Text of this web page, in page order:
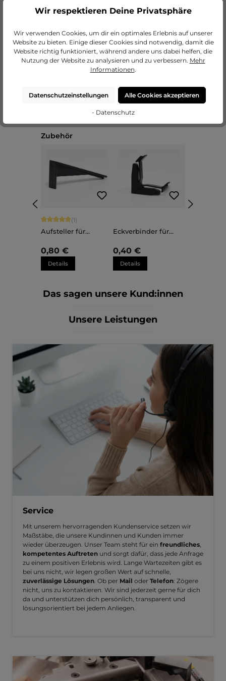
Produktgalerie überspringen
Zubehör
Durchschnittliche Bewertung von 5 von 5 Sternen
(1)
Aufsteller für
Sara
0,80 €
Details
Eckverbinder für
Sara
0,40 €
Details
Das sagen unsere Kund:innen
Unsere Leistungen
Service
Mit unserem hervorragenden Kundenservice setzen wir
Maßstäbe, die unsere Kundinnen und Kunden immer
wieder überzeugen. Unser Team steht für ein freundliches
kompetentes Auftreten und sorgt dafür, dass jede Anfrage
zu einem positiven Erlebnis wird. Lange Wartezeiten gibt es
bei uns nicht, wir legen großen Wert auf schnelle,
zuverlässige Lösungen . Ob per Mail oder Telefon: Zögere
nicht, uns zu kontaktieren. Wir sind jederzeit gerne für dich
da und unterstützen dich persönlich, transparent und
lösungsorientiert bei jedem Anliegen.
Wir respektieren Deine Privatsphäre
Wir verwenden Cookies, um dir ein optimales Erlebnis auf unserer
Website zu bieten. Einige dieser Cookies sind notwendig, damit die
Website richtig funktioniert, während andere uns dabei helfen, die
Nutzung der Website zu analysieren und zu verbessern. Mehr
Informationen.
Datenschutzeinstellungen Alle Cookies akzeptieren
- Datenschutz